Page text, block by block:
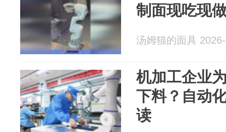
制面现吃现
汤姆猫的面具
机加工企业
下料？自动
读